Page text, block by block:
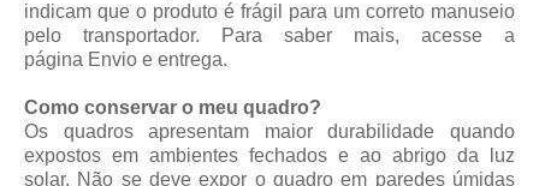
indicam que o produto é frágil para um correto manuseio
pelo transportador. Para saber mais, acesse a
página Envio e entrega.
Como conservar o meu quadro?
Os quadros apresentam maior durabilidade quando
expostos em ambientes fechados e ao abrigo da luz
solar. Não se deve expor o quadro em paredes úmidas